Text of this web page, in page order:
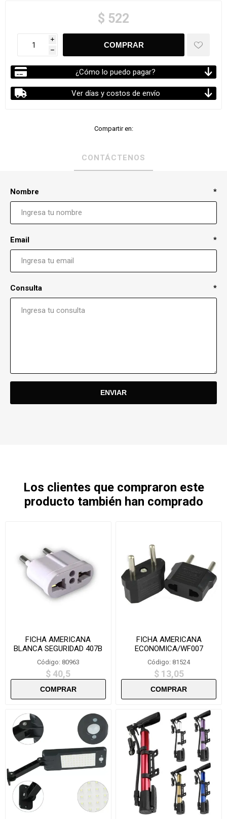
$ 522
i
h
¿Cómo lo puedo pagar?
Ver días y costos de envío
Compartir en:
CONTÁCTENOS
Nombre *
Email *
Consulta *
Los clientes que compraron este
producto también han comprado
FICHA AMERICANA
BLANCA SEGURIDAD 407B
Código: 80963
$ 40,5
FICHA AMERICANA
ECONOMICA/WF007
Código: 81524
$ 13,05